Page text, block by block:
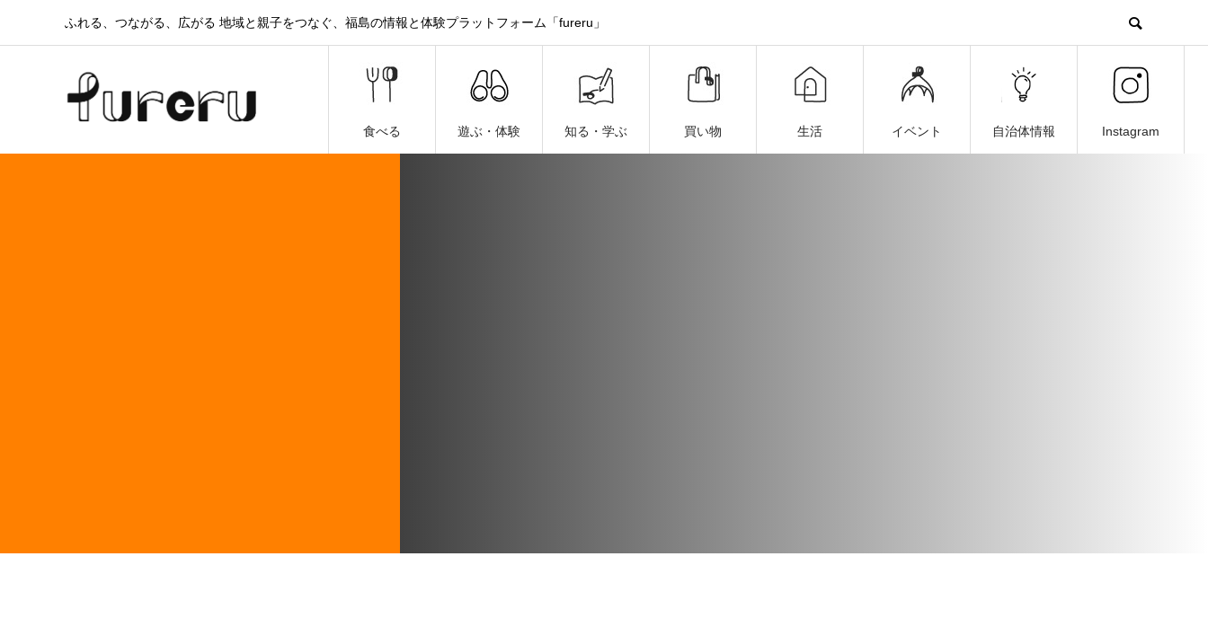
ふれる、つながる、広がる 地域と親子をつなぐ、福島の情報と体験プラットフォーム「fureru」
食べる 遊ぶ・体験 知る・学ぶ 買い物 生活 イベント 自治体情報 Instagram